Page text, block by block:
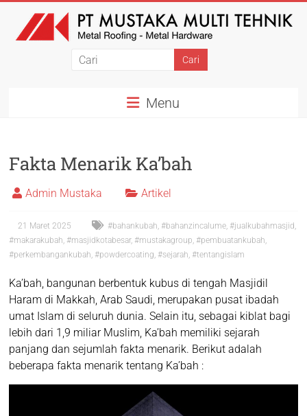
Menu
Fakta Menarik Ka’bah
Admin Mustaka Artikel
21 Maret 2025 #bahankubah, #bahanzincalume, #jualkubahmasjid,
#makarakubah, #masjidkotabesar, #mustakagroup, #pembuatankubah,
#perkembangankubah, #powdercoating, #sejarah, #tentangislam
Ka’bah, bangunan berbentuk kubus di tengah Masjidil
Haram di Makkah, Arab Saudi, merupakan pusat ibadah
umat Islam di seluruh dunia. Selain itu, sebagai kiblat bagi
lebih dari 1,9 miliar Muslim, Ka’bah memiliki sejarah
panjang dan sejumlah fakta menarik. Berikut adalah
beberapa fakta menarik tentang Ka’bah :